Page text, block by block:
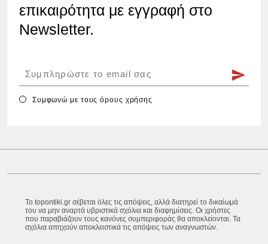
επικαιρότητα με εγγραφή στο
Newsletter.
Συμφωνώ με τουςόρους χρήσης
Το topontiki.gr σέβεται όλες τις απόψεις, αλλά διατηρεί το δικαίωμά
του να μην αναρτά υβριστικά σχόλια και διαφημίσεις. Οι χρήστες
που παραβιάζουν τους κανόνες συμπεριφοράς θα αποκλείονται. Τα
σχόλια απηχούν αποκλειστικά τις απόψεις των αναγνωστών.